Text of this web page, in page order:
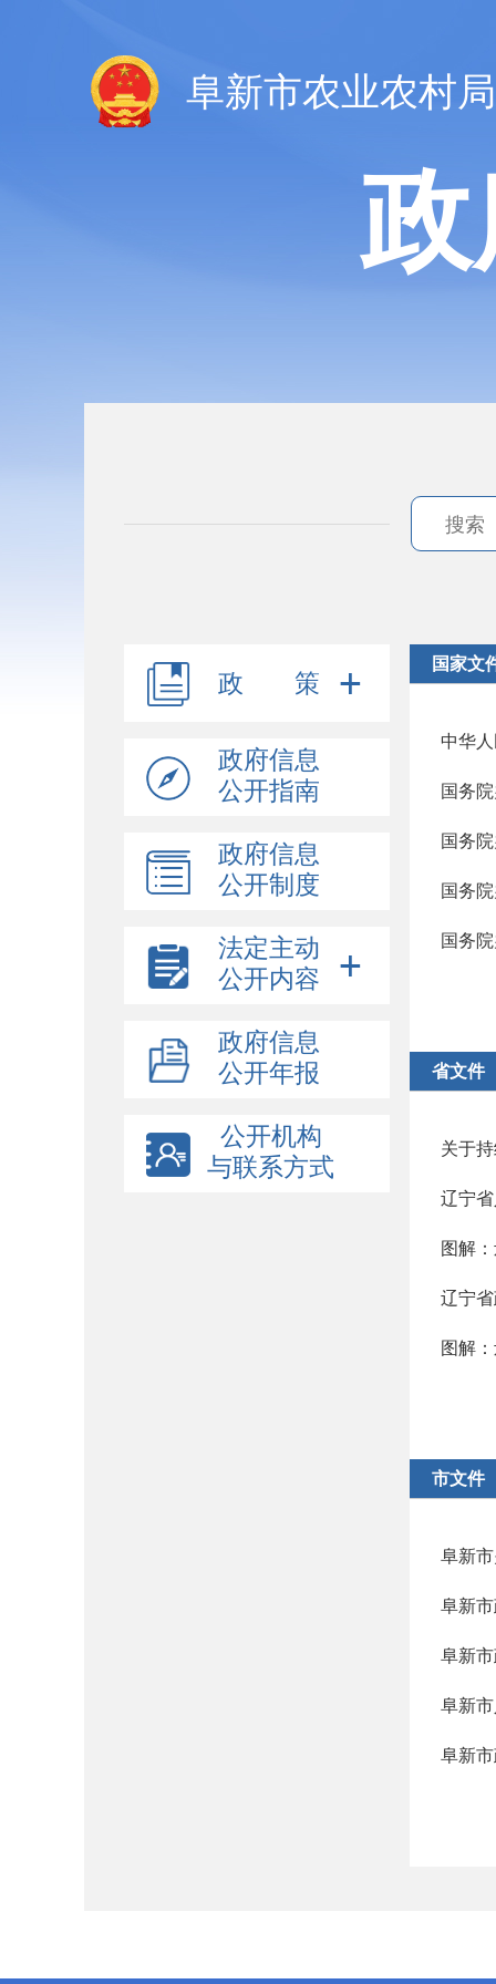
阜新市农业农村局
政 策
政府信息
公开指南
政府信息
公开制度
法定主动
公开内容
政府信息
公开年报
公开机构
与联系方式
国家文
中华
国务
国务
国务
省文件
关于
辽宁
图解
辽宁
图解
市文件
阜新
阜新
阜新
阜新